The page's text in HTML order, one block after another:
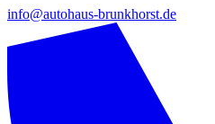
info@autohaus-brunkhorst.de